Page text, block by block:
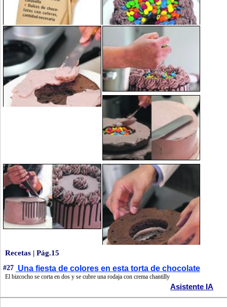
Recetas | Pág.15
#27 Una fiesta de colores en esta torta de chocolate
El bizcocho se corta en dos y se cubre una rodaja con crema chantilly
Asistente IA